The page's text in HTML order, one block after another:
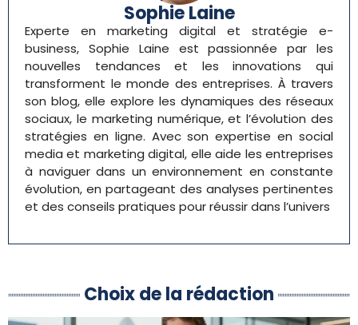
Sophie Laine
Experte en marketing digital et stratégie e-
business, Sophie Laine est passionnée par les
nouvelles tendances et les innovations qui
transforment le monde des entreprises. À travers
son blog, elle explore les dynamiques des réseaux
sociaux, le marketing numérique, et l’évolution des
stratégies en ligne. Avec son expertise en social
media et marketing digital, elle aide les entreprises
à naviguer dans un environnement en constante
évolution, en partageant des analyses pertinentes
et des conseils pratiques pour réussir dans l’univers
Choix de la rédaction